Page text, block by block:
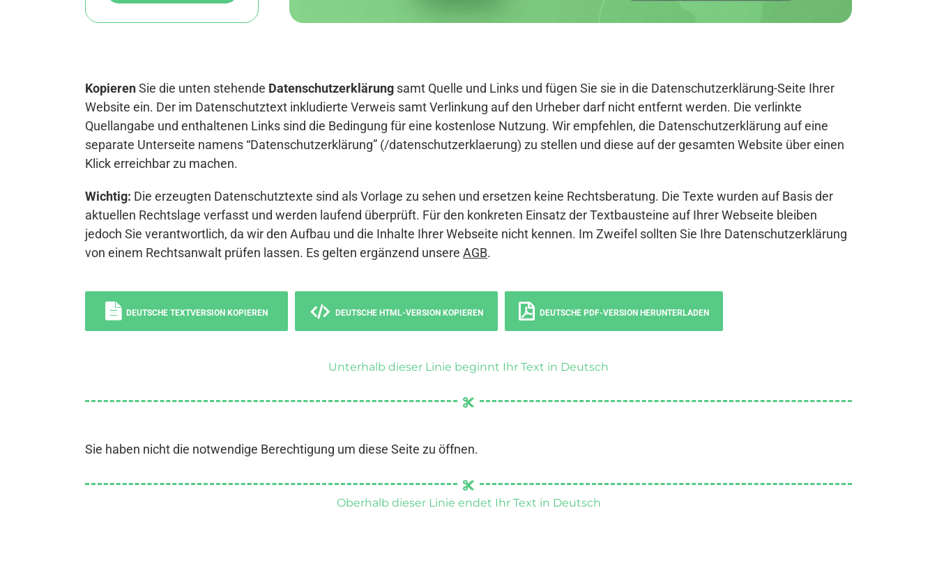
KopierenSie die unten stehende Datenschutzerklärung samt Quelle und Links und fügen Sie sie in die Datenschutzerklärung-Seite Ihrer
Website ein. Der im Datenschutztext inkludierte Verweis samt Verlinkung auf den Urheber darf nicht entfernt werden. Die verlinkte
Quellangabe und enthaltenen Links sind die Bedingung für eine kostenlose Nutzung. Wir empfehlen, die Datenschutzerklärung auf eine
separate Unterseite namens “Datenschutzerklärung” (/datenschutzerklaerung) zu stellen und diese auf der gesamten Website über einen
Klick erreichbar zu machen.
Wichtig: Die erzeugten Datenschutztexte sind als Vorlage zu sehen und ersetzen keine Rechtsberatung. Die Texte wurden auf Basis der
aktuellen Rechtslage verfasst und werden laufend überprüft. Für den konkreten Einsatz der Textbausteine auf Ihrer Webseite bleiben
jedoch Sie verantwortlich, da wir den Aufbau und die Inhalte Ihrer Webseite nicht kennen. Im Zweifel sollten Sie Ihre Datenschutzerklärung
von einem Rechtsanwalt prüfen lassen. Es gelten ergänzend unsere AGB.
DEUTSCHE TEXTVERSION KOPIEREN DEUTSCHE HTML-VERSION KOPIEREN DEUTSCHE PDF-VERSION HERUNTERLADEN
Unterhalb dieser Linie beginnt Ihr Text in Deutsch
Sie haben nicht die notwendige Berechtigung um diese Seite zu öffnen.
Oberhalb dieser Linie endet Ihr Text in Deutsch